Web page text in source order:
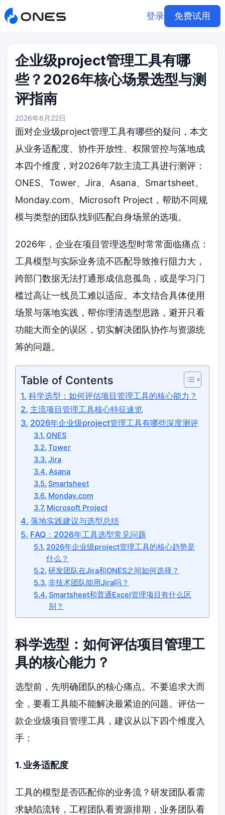
登录 免费试用
企业级project管理工具有哪
些？2026年核心场景选型与测
评指南
2026年6月22日
面对企业级project管理工具有哪些的疑问，本文
从业务适配度、协作开放性、权限管控与落地成
本四个维度，对2026年7款主流工具进行测评：
ONES、Tower、Jira、Asana、Smartsheet、
Monday.com、Microsoft Project，帮助不同规
模与类型的团队找到匹配自身场景的选项。
2026年，企业在项目管理选型时常常面临痛点：
工具模型与实际业务流不匹配导致推行阻力大，
跨部门数据无法打通形成信息孤岛，或是学习门
槛过高让一线员工难以适应。本文结合具体使用
场景与落地实践，帮你理清选型思路，避开只看
功能大而全的误区，切实解决团队协作与资源统
筹的问题。
Table of Contents
科学选型：如何评估项目管理工具的核心能力？
主流项目管理工具核心特征速览
2026年企业级project管理工具有哪些深度测评
ONES
Tower
Jira
Asana
Smartsheet
Monday.com
Microsoft Project
落地实践建议与选型总结
FAQ：2026年工具选型常见问题
2026年企业级project管理工具的核心趋势是
什么？
研发团队在Jira和ONES之间如何选择？
非技术团队能用Jira吗？
Smartsheet和普通Excel管理项目有什么区
别？
科学选型：如何评估项目管理工
具的核心能力？
选型前，先明确团队的核心痛点。不要追求大而
全，要看工具能不能解决最紧迫的问题。评估一
款企业级项目管理工具，建议从以下四个维度入
手：
1. 业务适配度
工具的模型是否匹配你的业务流？研发团队看需
求缺陷流转，工程团队看资源排期，业务团队看